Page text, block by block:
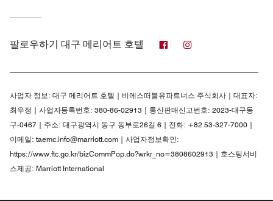
팔로우하기 대구 메리어트 호텔 페이스북
사업자 정보: 대구 메리어트 호텔 | 비에스떠블유파트너스 주식회사 | 대표자:
최우정 | 사업자등록번호: 380-86-02913 | 통신판매신고번호: 2023-대구동
구-0467 | 주소: 대구광역시 동구 동부로26길 6 | 전화: +82 53-327-7000 |
이메일: taemc.info@marriott.com | 사업자정보확인:
https://www.ftc.go.kr/bizCommPop.do?wrkr_no=3808602913 | 호스팅서비
스제공: Marriott International